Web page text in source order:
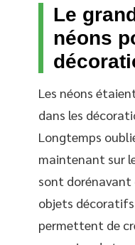
Le
néons
Les néons
dans les
Longtemps
maintenant sur
sont dorénavant
objets
permettent de